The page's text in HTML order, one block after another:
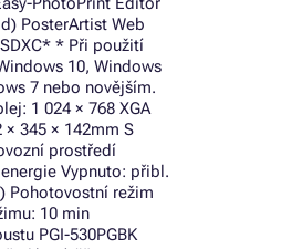
PosterArtist Web
* Při použití
10, Windows
7 nebo novějším.
1 024 × 768 XGA
× 345 × 142mm S
prostředí
Vypnuto: přibl.
Pohotovostní režim
10 min
PGI-530PGBK